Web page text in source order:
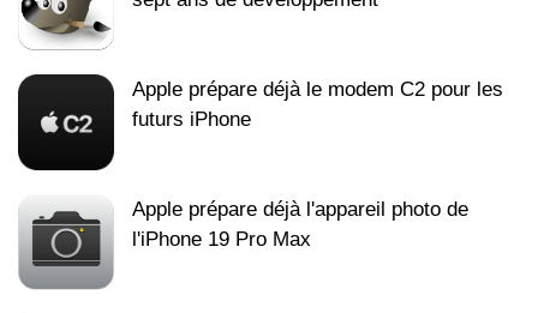
Apple prépare déjà le modem C2 pour les
futurs iPhone
Apple prépare déjà l'appareil photo de
l'iPhone 19 Pro Max